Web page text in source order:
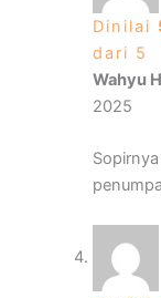
Dinilai
dari 5
Wahyu
2025